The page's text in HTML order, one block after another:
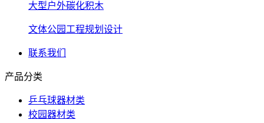
大型户外碳化积木
文体公园工程规划设计
联系我们
产品分类
乒乓球器材类
校园器材类